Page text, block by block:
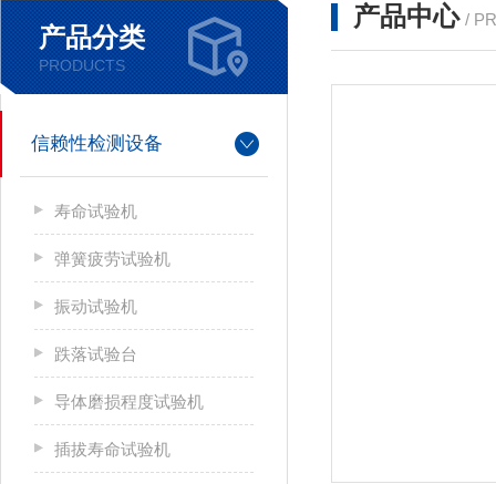
产品分类
PRODUCTS
信赖性检测设备
寿命试验机
弹簧疲劳试验机
振动试验机
跌落试验台
导体磨损程度试验机
插拔寿命试验机
产品中心 /